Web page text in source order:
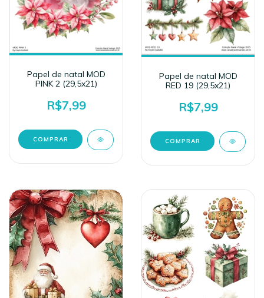
Papel de natal MOD
PINK 2 (29,5x21)
R$7,99
Papel de natal MOD
RED 19 (29,5x21)
R$7,99